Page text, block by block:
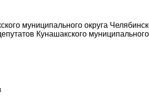
муниципального округа
Кунашакского